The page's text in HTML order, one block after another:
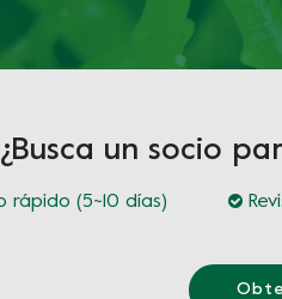
¿Busca un socio
(5~10 días)